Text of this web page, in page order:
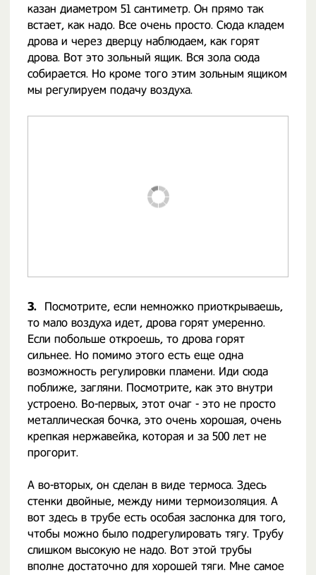
казан диаметром 51 сантиметр. Он прямо так
встает, как надо. Все очень просто. Сюда кладем
дрова и через дверцу наблюдаем, как горят
дрова. Вот это зольный ящик. Вся зола сюда
собирается. Но кроме того этим зольным ящиком
мы регулируем подачу воздуха.
3.
Посмотрите, если немножко приоткрываешь,
то мало воздуха идет, дрова горят умеренно.
Если побольше откроешь, то дрова горят
сильнее. Но помимо этого есть еще одна
возможность регулировки пламени. Иди сюда
поближе, загляни. Посмотрите, как это внутри
устроено. Во-первых, этот очаг - это не просто
металлическая бочка, это очень хорошая, очень
крепкая нержавейка, которая и за 500 лет не
прогорит.
А во-вторых, он сделан в виде термоса. Здесь
стенки двойные, между ними термоизоляция. А
вот здесь в трубе есть особая заслонка для того,
чтобы можно было подрегулировать тягу. Трубу
слишком высокую не надо. Вот этой трубы
вполне достаточно для хорошей тяги. Мне самое